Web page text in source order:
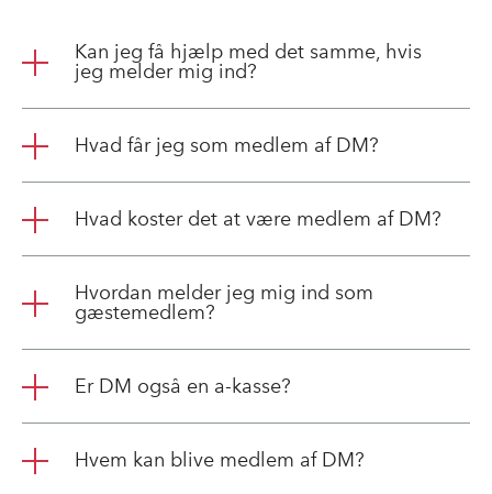
Kan jeg få hjælp med det samme, hvis
jeg melder mig ind?
Hvad får jeg som medlem af DM?
Hvad koster det at være medlem af DM?
Hvordan melder jeg mig ind som
gæstemedlem?
Er DM også en a-kasse?
Hvem kan blive medlem af DM?